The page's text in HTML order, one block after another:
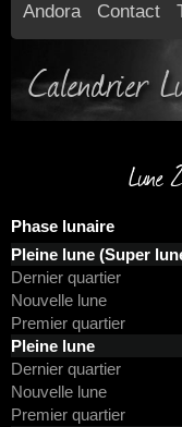
Andora
Contact
Calendrier
Lune
Phase lunaire
Pleine lune (Super
Dernier quartier
Nouvelle lune
Premier quartier
Pleine lune
Dernier quartier
Nouvelle lune
Premier quartier